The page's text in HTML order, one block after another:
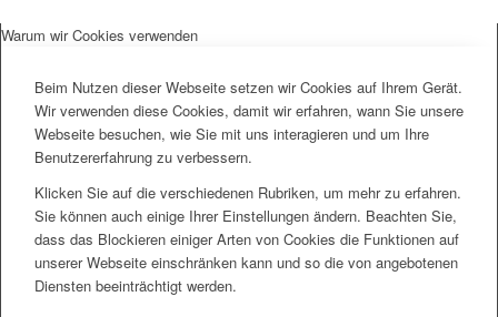
Warum wir Cookies verwenden
Beim Nutzen dieser Webseite setzen wir Cookies auf Ihrem Gerät.
Wir verwenden diese Cookies, damit wir erfahren, wann Sie unsere
Webseite besuchen, wie Sie mit uns interagieren und um Ihre
Benutzererfahrung zu verbessern.
Klicken Sie auf die verschiedenen Rubriken, um mehr zu erfahren.
Sie können auch einige Ihrer Einstellungen ändern. Beachten Sie,
dass das Blockieren einiger Arten von Cookies die Funktionen auf
unserer Webseite einschränken kann und so die von angebotenen
Diensten beeinträchtigt werden.